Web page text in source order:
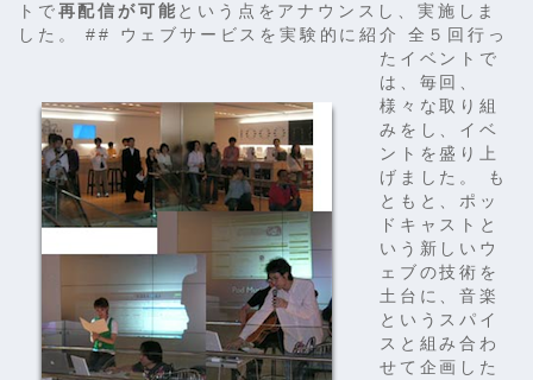
トで再配信が可能という点をアナウンスし、実施しま
した。 ## ウェブサービスを実験的に紹介 全５回行っ
たイベントで
は、毎回、
様々な取り組
みをし、イベ
ントを盛り上
げました。 も
ともと、ポッ
ドキャストと
いう新しいウ
ェブの技術を
土台に、音楽
というスパイ
スと組み合わ
せて企画した